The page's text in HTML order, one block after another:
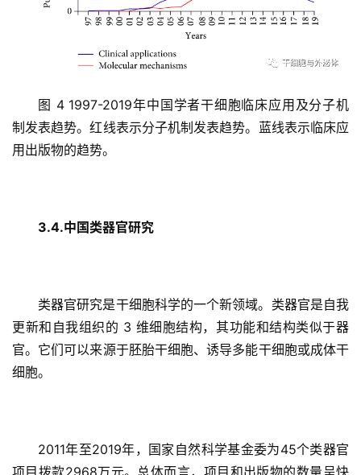
会
们
注册
图 4 1997-2019年中国学者干细胞临床应用及分子机
制发表趋势。红线表示分子机制发表趋势。蓝线表示临床应
用出版物的趋势。
3.4.中国类器官研究
类器官研究是干细胞科学的一个新领域。类器官是自我
更新和自我组织的 3 维细胞结构，其功能和结构类似于器
官。它们可以来源于胚胎干细胞、诱导多能干细胞或成体干
细胞。
2011年至2019年，国家自然科学基金委为45个类器官
项目拨款2968万元。总体而言，项目和出版物的数量呈快